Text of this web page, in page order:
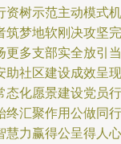
资树示范主动模式机
筑梦地软刚决攻坚完
更多支部实全放引当
助社区建设成效呈现
态化愿景建设党员行
终汇聚作用公做同行
慧力赢得公呈得人心